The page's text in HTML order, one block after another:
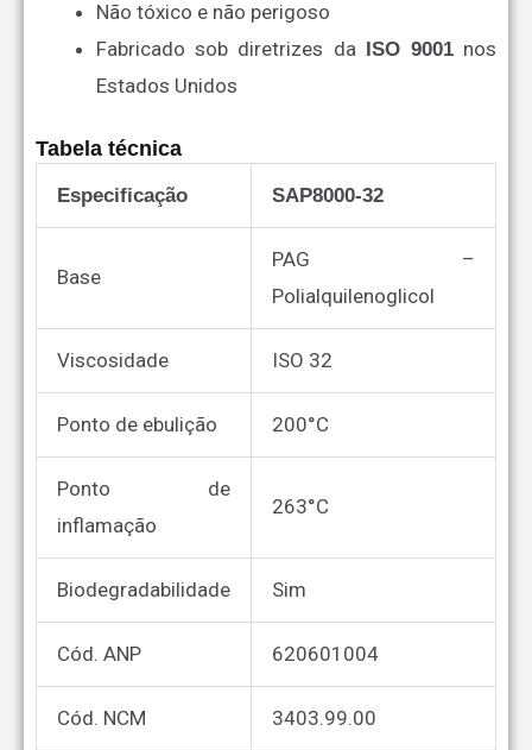
Não tóxico e não perigoso
Fabricado sob diretrizes da ISO 9001nos
Estados Unidos
Tabela técnica
Especificação SAP8000-32
Base
PAG –
Polialquilenoglicol
Viscosidade ISO 32
Ponto de ebulição 200°C
Ponto de
inflamação
263°C
Biodegradabilidade Sim
Cód. ANP 620601004
Cód. NCM 3403.99.00